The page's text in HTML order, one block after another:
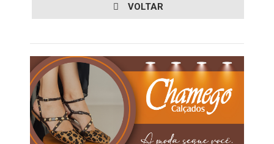
VOLTAR